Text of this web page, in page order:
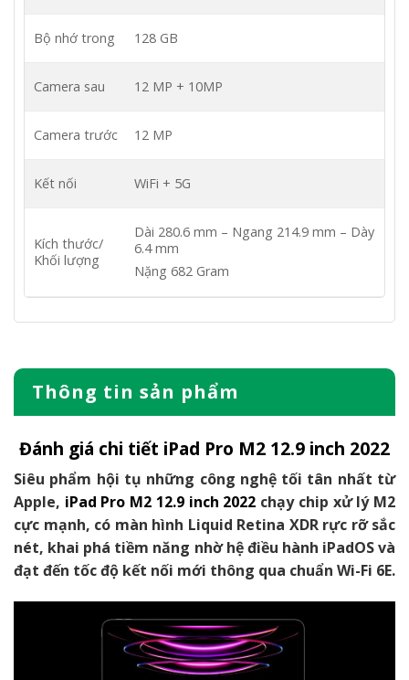
Thông tin sản phẩm
Đánh giá chi tiết iPad Pro M2 12.9 inch 2022
Siêu phẩm hội tụ những công nghệ tối tân nhất từ
Apple, iPad Pro M2 12.9 inch 2022 chạy chip xử lý M2
cực mạnh, có màn hình Liquid Retina XDR rực rỡ sắc
nét, khai phá tiềm năng nhờ hệ điều hành iPadOS và
đạt đến tốc độ kết nối mới thông qua chuẩn Wi-Fi 6E.
Bộ nhớ trong 128 GB
Camera sau 12 MP + 10MP
Camera trước 12 MP
Kết nối WiFi + 5G
Kích thước/
Khối lượng
Dài 280.6 mm – Ngang 214.9 mm – Dày
6.4 mm
Nặng 682 Gram